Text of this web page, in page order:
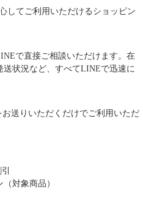
してご利用いただけるショッピン
で直接ご相談いただけます。在
状況など、すべてLINEで迅速に
送りいただくだけでご利用いただ
対象商品）